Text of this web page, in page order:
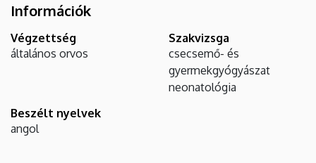
Információk
Végzettség
általános orvos
Szakvizsga
csecsemő- és
gyermekgyógyászat
neonatológia
Beszélt nyelvek
angol